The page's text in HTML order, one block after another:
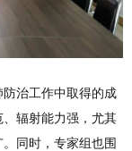
治工作中取得的成
辐射能力强，尤其
同时，专家组也围